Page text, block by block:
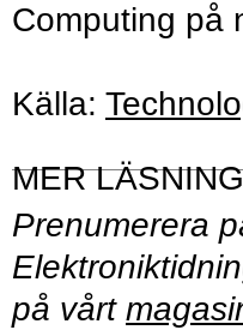
Computing på
Källa:
Prenumerera
på vårt